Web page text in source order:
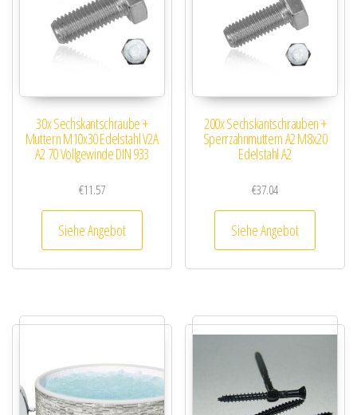
30x Sechskantschraube +
Muttern M10x30 Edelstahl V2A
A2 70 Vollgewinde DIN 933
€11.57
Siehe Angebot
200x Sechskantschrauben +
Sperrzahnmuttern A2 M8x20
Edelstahl A2
€37.04
Siehe Angebot